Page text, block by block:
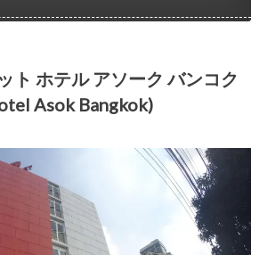
ト ホテル アソーク バンコク
Asok Bangkok)